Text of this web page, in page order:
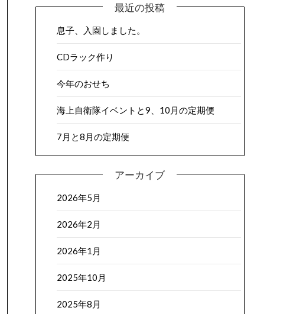
最近の投稿
息子、入園しました。
CDラック作り
今年のおせち
海上自衛隊イベントと9、10月の定期便
7月と8月の定期便
アーカイブ
2026年5月
2026年2月
2026年1月
2025年10月
2025年8月